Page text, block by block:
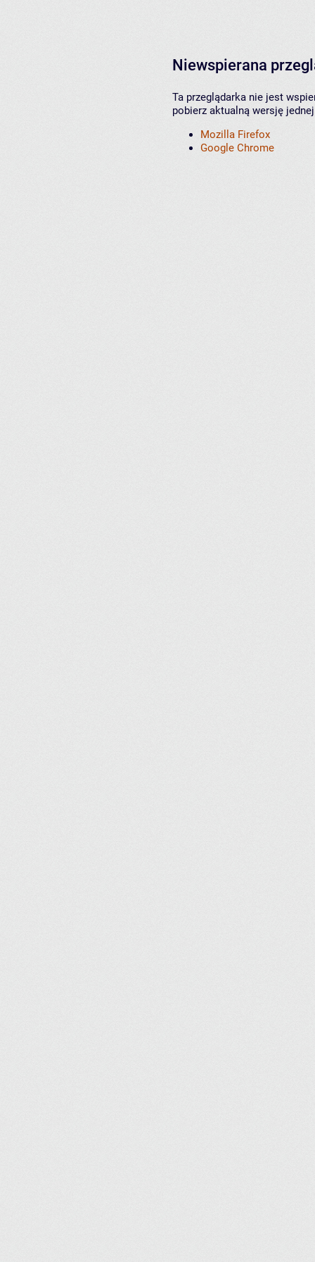
Niewspierana
Ta przeglądarka nie jest
pobierz aktualną wersję
Mozilla Firefox
Google Chrome